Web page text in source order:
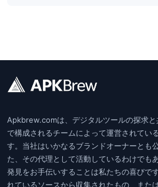
Apkbrew.comは、デジタルツールの探求
で構成されるチームによって運営されてい
す。当社はいかなるブランドオーナーとも
た、その代理として活動しているわけでも
発見をお手伝いすることは私たちの喜びで
れているソースから収集されたもの、また